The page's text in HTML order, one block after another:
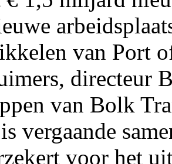
van Port
directeur
van Bolk
vergaande
voor het